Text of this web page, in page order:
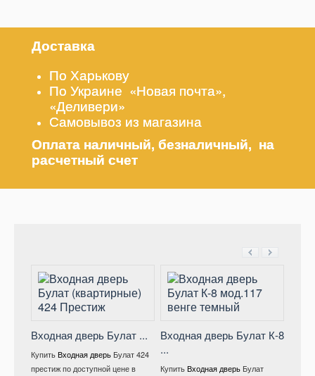
Доставка
По Харькову
По Украине «Новая почта»,
«Деливери»
Самовывоз из магазина
Оплата наличный, безналичный, на
расчетный счет
Входная дверь Булат ...
Купить Входная дверьБулат 424
престиж по доступной цене в
Входная дверь Булат К-8
...
Купить Входная дверьБулат